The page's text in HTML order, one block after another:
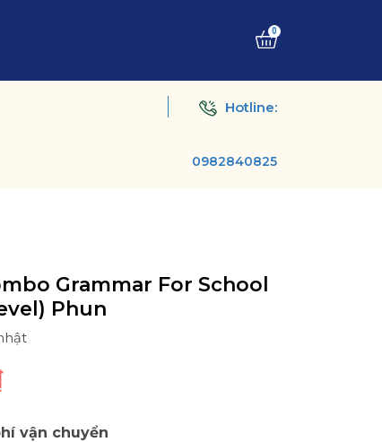
0
Hotline:
0982840825
Grammar For School
Phun
vận chuyển